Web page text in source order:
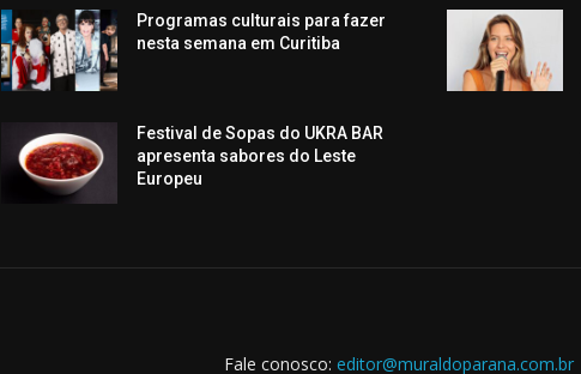
Programas culturais para fazer
nesta semana em Curitiba
Festival de Sopas do UKRA BAR
apresenta sabores do Leste
Europeu
Fale conosco: editor@muraldoparana.com.br